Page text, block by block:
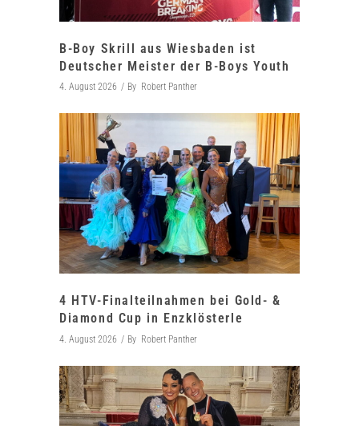
B-Boy Skrill aus Wiesbaden ist
Deutscher Meister der B-Boys Youth
4. August 2026 By Robert Panther
4 HTV-Finalteilnahmen bei Gold- &
Diamond Cup in Enzklösterle
4. August 2026 By Robert Panther